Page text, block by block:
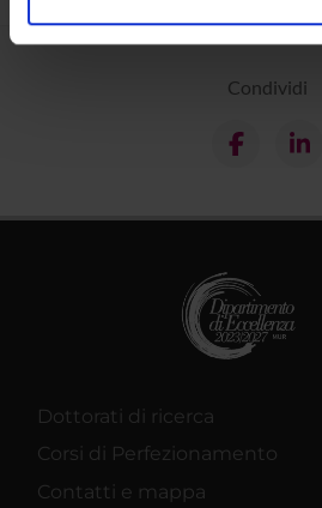
analizzare il nostro traffico.
nostri partner che si occupano di
con altre informazioni che hai
Condividi
Dottorati di ricerca
Corsi di Perfezionamento
Contatti e mappa